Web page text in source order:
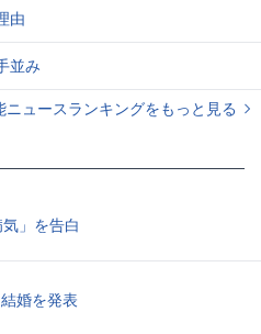
由
並み
ニュースランキングをもっと見る
」を告白
婚を発表